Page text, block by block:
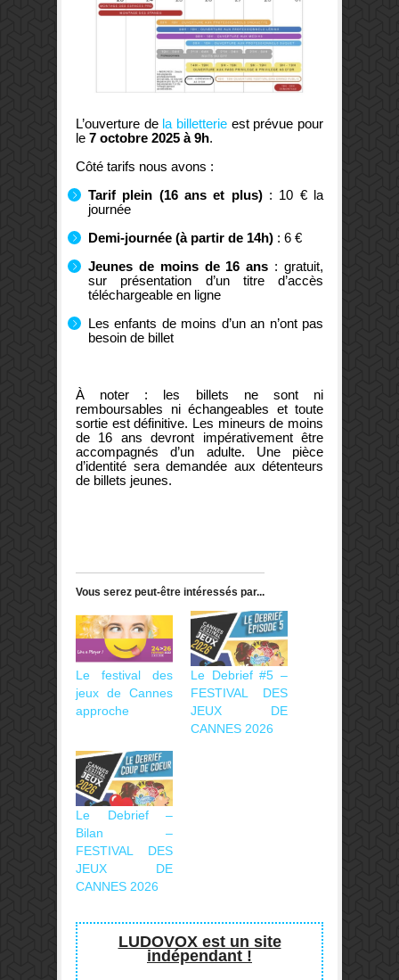
L’ouverture de la billetterie est prévue pour
le 7 octobre 2025 à 9h.
Côté tarifs nous avons :
Tarif plein (16 ans et plus): 10 € la
journée
Demi-journée (à partir de 14h) : 6 €
Jeunes de moins de 16 ans : gratuit,
sur présentation d’un titre d’accès
téléchargeable en ligne
Les enfants de moins d’un an n’ont pas
besoin de billet
À noter : les billets ne sont ni
remboursables ni échangeables et toute
sortie est définitive. Les mineurs de moins
de 16 ans devront impérativement être
accompagnés d’un adulte. Une pièce
d’identité sera demandée aux détenteurs
de billets jeunes.
Vous serez peut-être intéressés par...
Le festival des
jeux de Cannes
approche
Le Debrief #5 –
FESTIVAL DES
JEUX DE
CANNES 2026
Le Debrief –
Bilan –
FESTIVAL DES
JEUX DE
CANNES 2026
LUDOVOX est un site
indépendant !